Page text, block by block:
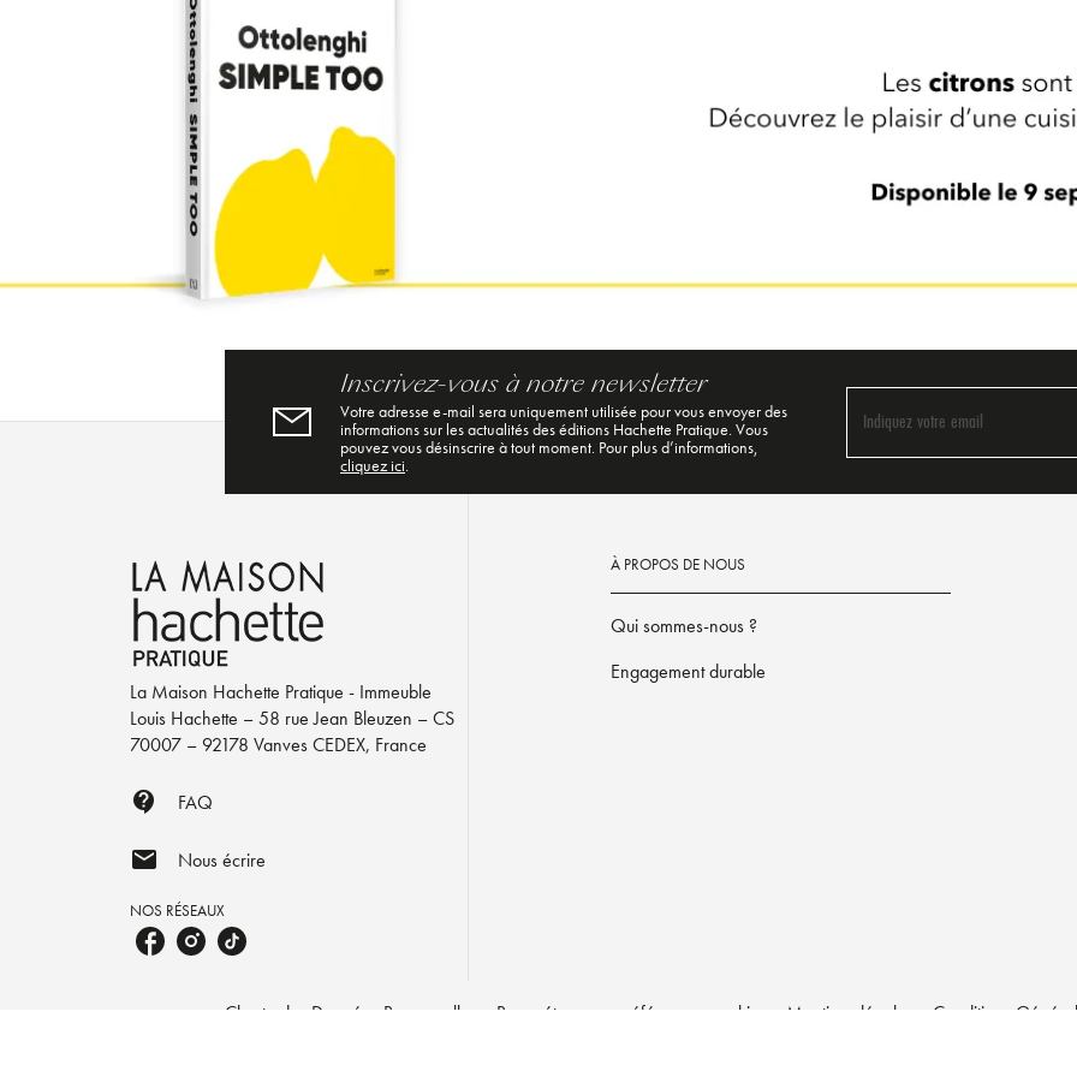
Inscrivez-vous à notre newsletter
Votre adresse e-mail sera uniquement utilisée pour vous envoyer des
informations sur les actualités des éditions Hachette Pratique. Vous
pouvez vous désinscrire à tout moment. Pour plus d’informations,
cliquez ici.
Indiquez votre email
La Maison Hachette Pratique - Immeuble
Louis Hachette – 58 rue Jean Bleuzen – CS
70007 – 92178 Vanves CEDEX, France
contact_support FAQ
mail Nous écrire
NOS RÉSEAUX
À PROPOS DE NOUS
Qui sommes-nous ?
Engagement durable
Charte des Données Personnelles Paramétrez vos préférences cookies Mentions légales Conditions